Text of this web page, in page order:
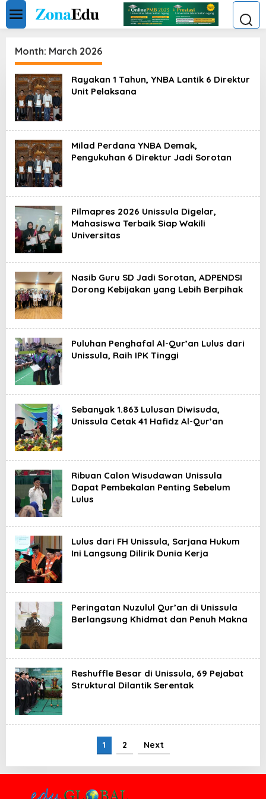
Skip
content
Month: March 2026
Rayakan 1 Tahun, YNBA Lantik 6 Direktur
Unit Pelaksana
Milad Perdana YNBA Demak,
Pengukuhan 6 Direktur Jadi Sorotan
Pilmapres 2026 Unissula Digelar,
Mahasiswa Terbaik Siap Wakili
Universitas
Nasib Guru SD Jadi Sorotan, ADPENDSI
Dorong Kebijakan yang Lebih Berpihak
Puluhan Penghafal Al-Qur’an Lulus dari
Unissula, Raih IPK Tinggi
Sebanyak 1.863 Lulusan Diwisuda,
Unissula Cetak 41 Hafidz Al-Qur’an
Ribuan Calon Wisudawan Unissula
Dapat Pembekalan Penting Sebelum
Lulus
Lulus dari FH Unissula, Sarjana Hukum
Ini Langsung Dilirik Dunia Kerja
Peringatan Nuzulul Qur’an di Unissula
Berlangsung Khidmat dan Penuh Makna
Reshuffle Besar di Unissula, 69 Pejabat
Struktural Dilantik Serentak
1 2 Next